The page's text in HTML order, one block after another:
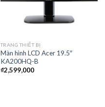
TRANG THIẾT BỊ
Màn hình LCD Acer 19.5″
KA200HQ-B
₫2,599,000